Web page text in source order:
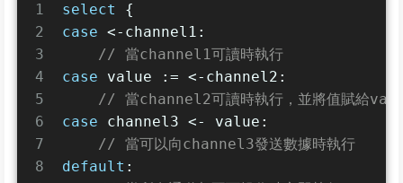
1
2
3
4
5
6
7
8
select
{
case <-channel1:
// 當channel1可讀時執行
case value := <-channel2:
// 當channel2可讀時執行，並將值賦給
case channel3 <- value:
// 當可以向channel3發送數據時執行
default :